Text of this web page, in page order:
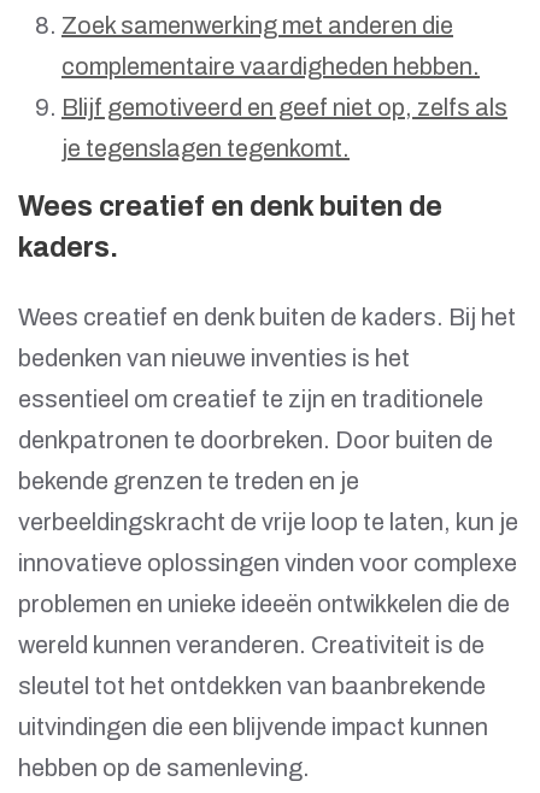
Zoek samenwerking met anderen die
complementaire vaardigheden hebben.
Blijf gemotiveerd en geef niet op, zelfs als
je tegenslagen tegenkomt.
Wees creatief en denk buiten de
kaders.
Wees creatief en denk buiten de kaders. Bij het
bedenken van nieuwe inventies is het
essentieel om creatief te zijn en traditionele
denkpatronen te doorbreken. Door buiten de
bekende grenzen te treden en je
verbeeldingskracht de vrije loop te laten, kun je
innovatieve oplossingen vinden voor complexe
problemen en unieke ideeën ontwikkelen die de
wereld kunnen veranderen. Creativiteit is de
sleutel tot het ontdekken van baanbrekende
uitvindingen die een blijvende impact kunnen
hebben op de samenleving.